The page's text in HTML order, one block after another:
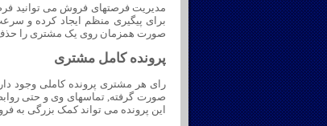
مدیریت فرصتهای فروش می توانید
صورت همزمان روی یک مشتری را حذف
پرونده کامل مشتری
رای هر مشتری پرونده کاملی وجود
صورت گرفته, تماسهای وی و حتی
این پرونده می تواند کمک بزرگی به